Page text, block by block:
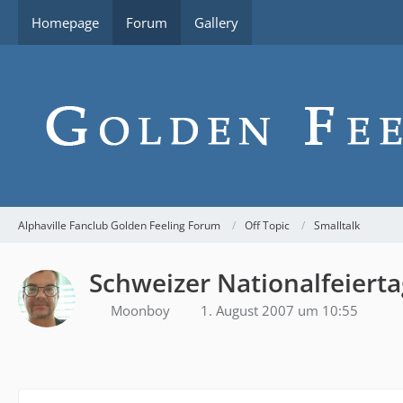
Homepage Forum Gallery
Alphaville Fanclub Golden Feeling Forum Off Topic Smalltalk
Schweizer
Moonboy 1. August 2007 um 10:55